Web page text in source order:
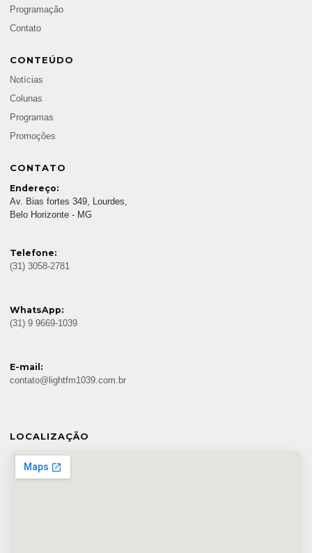
Programação
Contato
CONTEÚDO
Notícias
Colunas
Programas
Promoções
CONTATO
Endereço:
Av. Bias fortes 349, Lourdes,
Belo Horizonte - MG
Telefone:
(31) 3058-2781
WhatsApp:
(31) 9 9669-1039
E-mail:
contato@lightfm1039.com.br
LOCALIZAÇÃO